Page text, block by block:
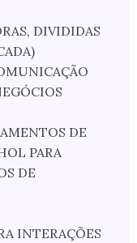
DIVIDIDAS
DE
PARA
DE
INTERAÇÕES